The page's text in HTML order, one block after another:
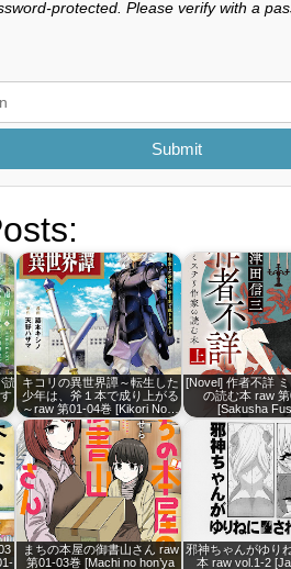
protected. Please verify with a
Submit
読
キコリの異世界譚～転生した
少年は、斧１本で成り上がる
～raw 第01-04巻 [Kikori No…
[Novel] 作者不詳
の読む本 raw
[Sakusha
まちの本屋の御書山さん raw
第01-03巻 [Machi no hon’ya
邪神ちゃんがゆり
本 raw vol.1-2